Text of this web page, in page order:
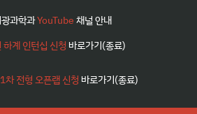
과학과YouTube 채널 안내
계 인턴십 신청 바로가기(종료)
전형 오픈랩 신청 바로가기(종료)